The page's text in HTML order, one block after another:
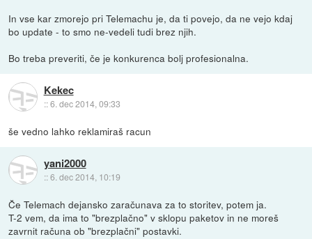
In vse kar zmorejo pri Telemachu je, da ti povejo, da ne vejo kdaj
bo update - to smo ne-vedeli tudi brez njih.
Bo treba preveriti, če je konkurenca bolj profesionalna.
Kekec
::6. dec 2014, 09:33
še vedno lahko reklamiraš racun
yani2000
::6. dec 2014, 10:19
Če Telemach dejansko zaračunava za to storitev, potem ja.
T-2 vem, da ima to "brezplačno" v sklopu paketov in ne moreš
zavrnit računa ob "brezplačni" postavki.